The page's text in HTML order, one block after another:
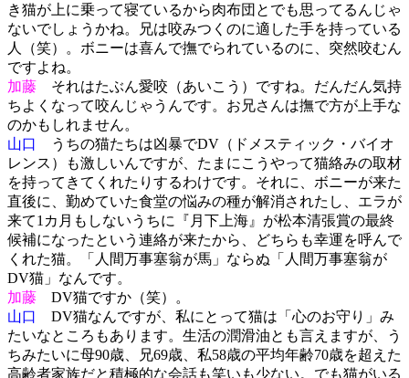
き猫が上に乗って寝ているから肉布団とでも思ってるんじゃ
ないでしょうかね。兄は咬みつくのに適した手を持っている
人（笑）。ボニーは喜んで撫でられているのに、突然咬むん
ですよね。
加藤 それはたぶん愛咬（あいこう）ですね。だんだん気持
ちよくなって咬んじゃうんです。お兄さんは撫で方が上手な
のかもしれません。
山口
うちの猫たちは凶暴でDV（ドメスティック・バイオ
レンス）も激しいんですが、たまにこうやって猫絡みの取材
を持ってきてくれたりするわけです。それに、ボニーが来た
直後に、勤めていた食堂の悩みの種が解消されたし、エラが
来て1カ月もしないうちに『月下上海』が松本清張賞の最終
候補になったという連絡が来たから、どちらも幸運を呼んで
くれた猫。「人間万事塞翁が馬」ならぬ「人間万事塞翁が
DV猫」なんです。
加藤 DV猫ですか（笑）。
山口
DV猫なんですが、私にとって猫は「心のお守り」み
たいなところもあります。生活の潤滑油とも言えますが、う
ちみたいに母90歳、兄69歳、私58歳の平均年齢70歳を超えた
高齢者家族だと積極的な会話も笑いも少ない。でも猫がいる